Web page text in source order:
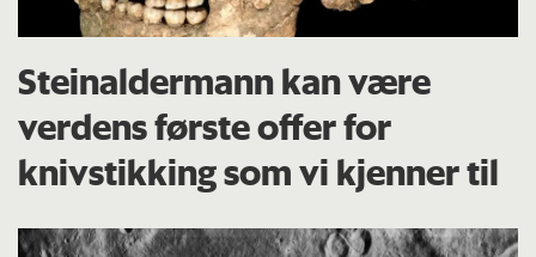
Steinaldermann kan være
verdens første offer for
knivstikking som vi kjenner til